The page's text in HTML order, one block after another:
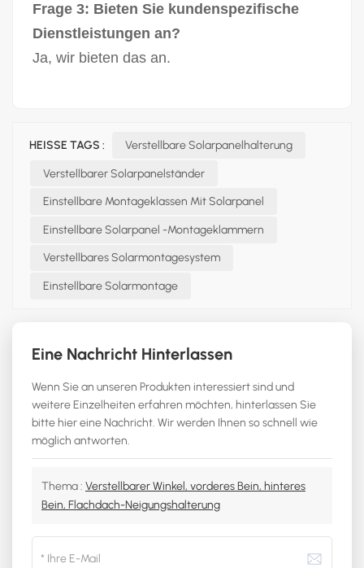
Frage 3: Bieten Sie kundenspezifische
Dienstleistungen an?
Ja, wir bieten das an.
HEISSE TAGS : Verstellbare Solarpanelhalterung
Verstellbarer Solarpanelständer
Einstellbare Montageklassen Mit Solarpanel
Einstellbare Solarpanel -Montageklammern
Verstellbares Solarmontagesystem
Einstellbare Solarmontage
Eine Nachricht Hinterlassen
Wenn Sie an unseren Produkten interessiert sind und
weitere Einzelheiten erfahren möchten, hinterlassen Sie
bitte hier eine Nachricht. Wir werden Ihnen so schnell wie
möglich antworten.
Thema : Verstellbarer Winkel, vorderes Bein, hinteres
Bein, Flachdach-Neigungshalterung